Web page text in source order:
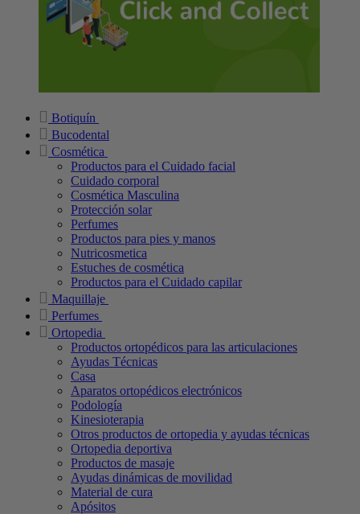
Botiquín
Bucodental
Cosmética
Productos para el Cuidado facial
Cuidado corporal
Cosmética Masculina
Protección solar
Perfumes
Productos para pies y manos
Nutricosmetica
Estuches de cosmética
Productos para el Cuidado capilar
Maquillaje
Perfumes
Ortopedia
Productos ortopédicos para las articulaciones
Ayudas Técnicas
Casa
Aparatos ortopédicos electrónicos
Podología
Kinesioterapia
Otros productos de ortopedia y ayudas técnicas
Ortopedia deportiva
Productos de masaje
Ayudas dinámicas de movilidad
Material de cura
Apósitos